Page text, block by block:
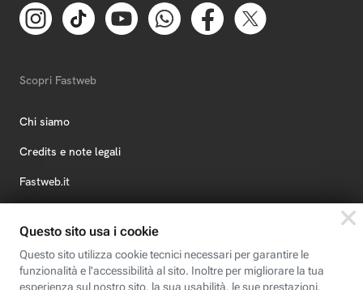
Scopri Fastweb
Chi siamo
Credits e note legali
Fastweb.it
Fastweb Digital Academy
STEP FuturAbility District